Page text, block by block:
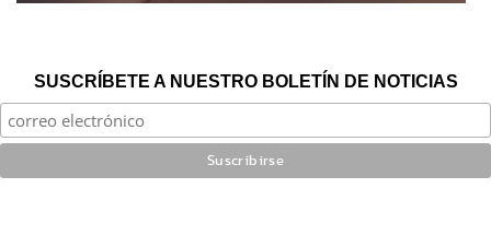
SUSCRÍBETE A NUESTRO BOLETÍN DE NOTICIAS